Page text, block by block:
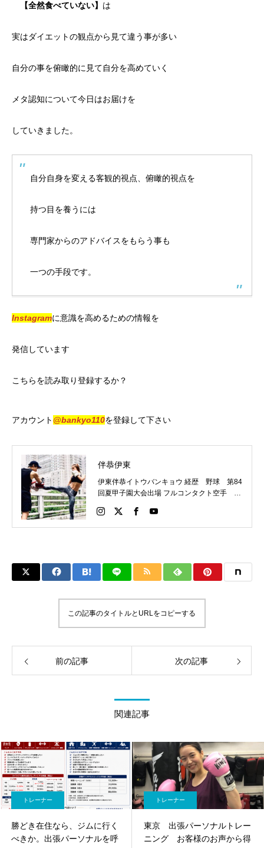
【全然食べていない】 は
実はダイエットの観点から見て違う事が多い
自分の事を俯瞰的に見て自分を高めていく
メタ認知について今日はお届けを
していきました。
自分自身を変える客観的視点、俯瞰的視点を
持つ目を養うには
専門家からのアドバイスをもらう事も
一つの手段です。
Instagramに意識を高めるための情報を
発信しています
こちらを読み取り登録するか？
アカウント @bankyo110を登録して下さい
伴恭伊東
伊東伴恭イトウバンキョウ 経歴 野球 第84
回夏甲子園大会出場 フルコンタクト空手 日
パーライト級新人王 FOKウェルター級王者
WMCライト級日本王者 トレーニング依頼は
この記事のタイトルとURLをコピーする
前の記事 次の記事
関連記事
トレーナー
勝どき在住なら、ジムに行く
べきか。出張パーソナルを呼
トレーナー
東京 出張パーソナルトレー
ニング お客様のお声から得